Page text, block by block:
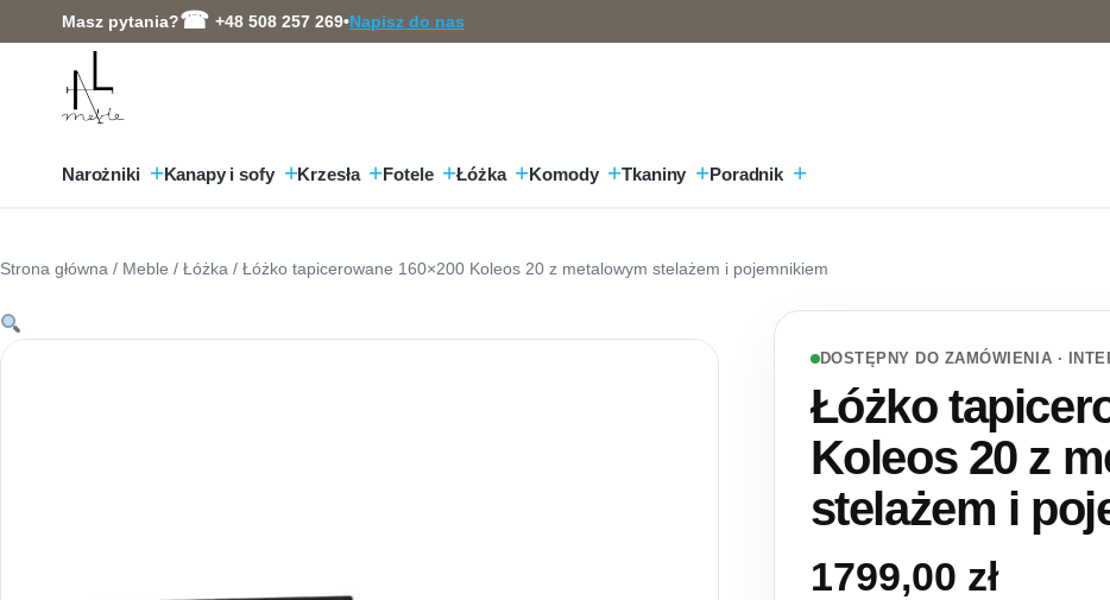
do
Masz pytania? +48 508 257 269•Napisz do nas
Narożniki Kanapy i sofy Krzesła Fotele Łóżka Komody Tkaniny Poradnik
Strona główna / Meble / Łóżka / Łóżko tapicerowane 160×200 Koleos 20 z metalowym stelażem i pojemnikiem
DOSTĘPNY DO ZAMÓWIENIA ·
Łóżko
Koleos 20 z
stelażem i
1799,00 zł